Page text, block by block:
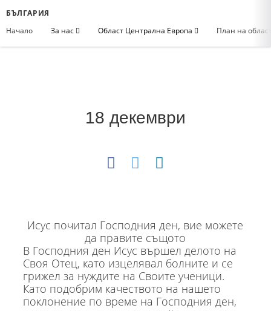
БЪЛГАРИЯ
Начало
За нас Област Централна Европа План на
18 декември
Исус почитал Господния ден, вие можете
да правите същото
В Господния ден Исус вършел делото на
Своя Отец, като изцелявал болните и се
грижел за нуждите на Своите ученици.
Като подобрим качеството на нашето
поклонение по време на Господния ден,